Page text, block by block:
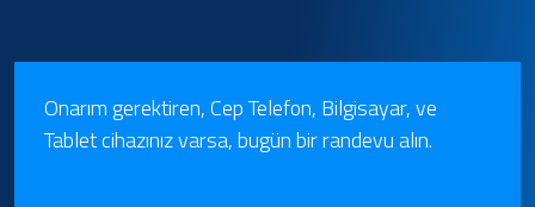
Onarım gerektiren, Cep Telefon, Bilgisayar, ve
Tablet cihazınız varsa, bugün bir randevu alın.